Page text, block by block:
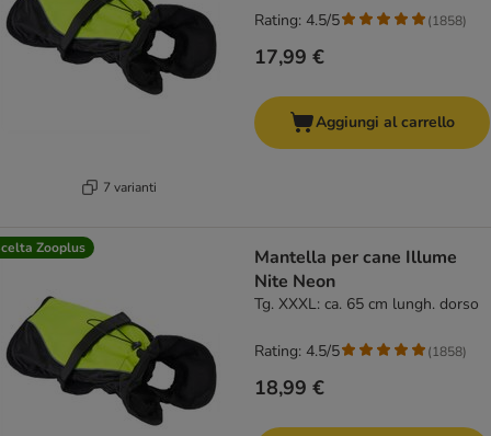
7 varianti
17,99 €
Rating: 4.5/5 (1858)
Aggiungi al carrello
Zooplus
Mantella per cane Illume
Nite Neon
Tg. XXXL: ca. 65 cm lungh. dorso
18,99 €
Rating: 4.5/5 (1858)